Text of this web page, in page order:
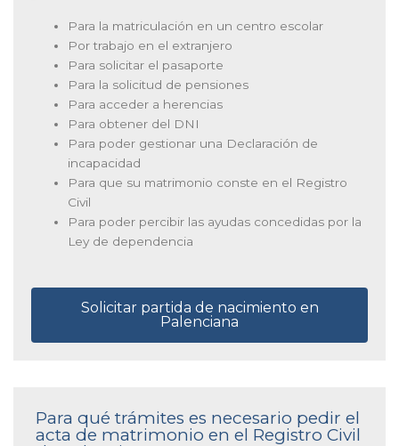
Para la matriculación en un centro escolar
Por trabajo en el extranjero
Para solicitar el pasaporte
Para la solicitud de pensiones
Para acceder a herencias
Para obtener del DNI
Para poder gestionar una Declaración de
incapacidad
Para que su matrimonio conste en el Registro
Civil
Para poder percibir las ayudas concedidas por la
Ley de dependencia
Solicitar partida de nacimiento en
Palenciana
Para qué trámites es necesario pedir el
acta de matrimonio en el Registro Civil